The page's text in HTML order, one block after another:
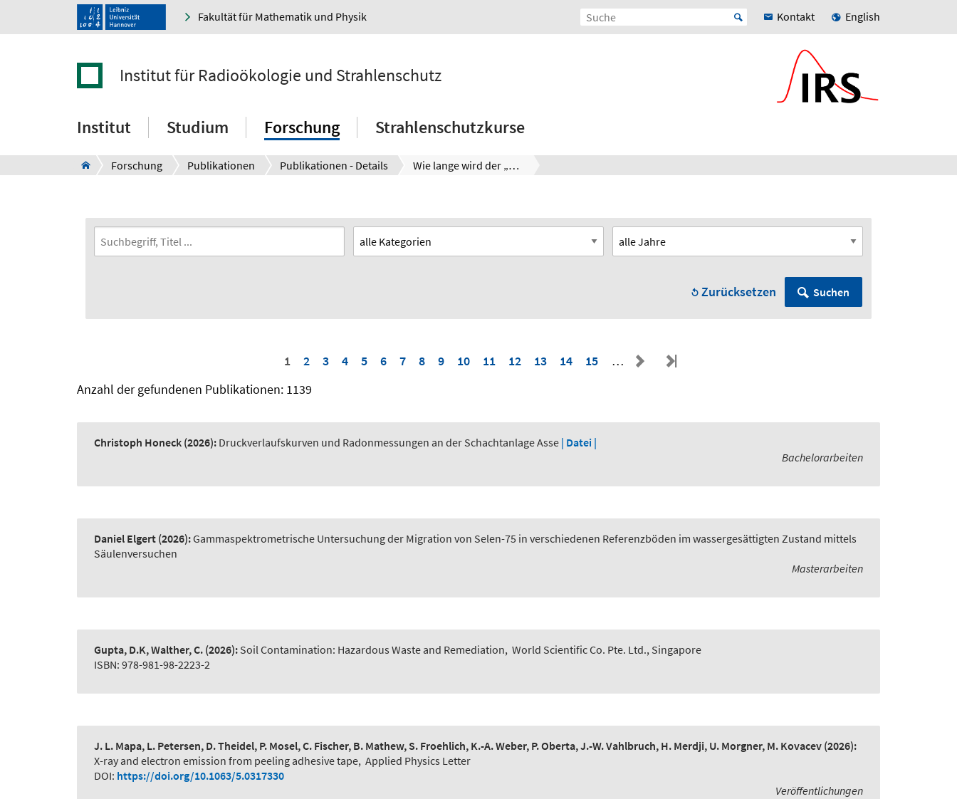
Fakultät für Mathematik und Physik Kontakt English
Institut für Radioökologie und Strahlenschutz
Institut Studium Forschung Strahlenschutzkurse
Forschung Publikationen Publikationen - Details Wie lange wird der „Atom- ausstieg“ wirklich dauern?
Zurücksetzen Suchen
1 2 3 4 5 6 7 8 9 10 11 12 13 14 15
…
Anzahl der gefundenen Publikationen: 1139
Christoph Honeck (2026): Druckverlaufskurven und Radonmessungen an der Schachtanlage Asse | Datei |
Bachelorarbeiten
Daniel Elgert (2026):Gammaspektrometrische Untersuchung der Migration von Selen-75 in verschiedenen Referenzböden im wassergesättigten Zustand mittels
Säulenversuchen
Masterarbeiten
Gupta, D.K, Walther, C. (2026): Soil Contamination: Hazardous Waste and Remediation, World Scientific Co. Pte. Ltd., Singapore
ISBN: 978-981-98-2223-2
J. L. Mapa, L. Petersen, D. Theidel, P. Mosel, C. Fischer, B. Mathew, S. Froehlich, K.-A. Weber, P. Oberta, J.-W. Vahlbruch, H. Merdji, U. Morgner, M. Kovacev (2026):
X-ray and electron emission from peeling adhesive tape, Applied Physics Letter
DOI: https://doi.org/10.1063/5.0317330
Veröffentlichungen